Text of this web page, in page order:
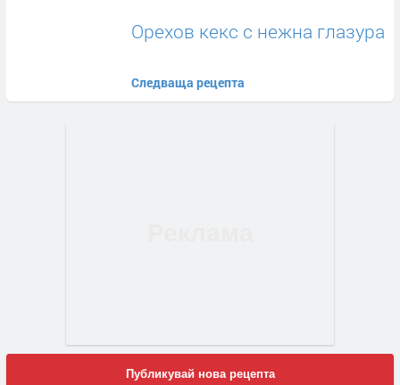
Орехов кекс с нежна глазура
Следваща рецепта
Публикувай нова рецепта